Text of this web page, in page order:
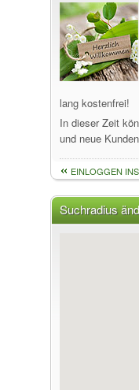
lang kostenfrei!
In dieser Zeit
und neue
EINLOGGEN
Suchradius